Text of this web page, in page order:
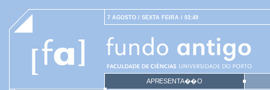
7 AGOSTO / SEXTA FEIRA / 03:49
APRESENTA��O